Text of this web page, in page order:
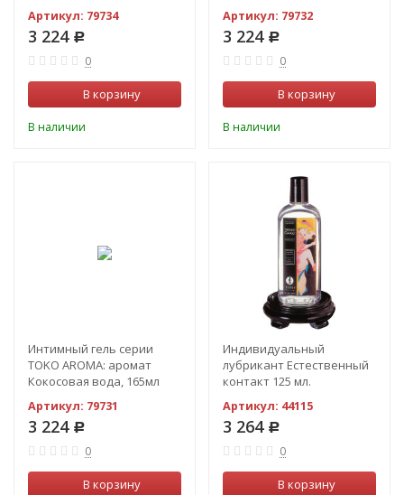
Артикул: 79734
3 224 Р
0
В корзину
В наличии
Артикул: 79732
3 224 Р
0
В корзину
В наличии
Интимный гель серии
TOKO AROMA: аромат
Кокосовая вода, 165мл
Артикул: 79731
3 224 Р
0
В корзину
Индивидуальный
лубрикант Естественный
контакт 125 мл.
Артикул: 44115
3 264 Р
0
В корзину